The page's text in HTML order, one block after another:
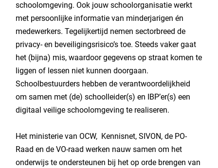
schoolomgeving. Ook jouw schoolorganisatie werkt
met persoonlijke informatie van minderjarigen én
medewerkers. Tegelijkertijd nemen sectorbreed de
privacy- en beveiligingsrisico’s toe. Steeds vaker gaat
het (bijna) mis, waardoor gegevens op straat komen te
liggen of lessen niet kunnen doorgaan.
Schoolbestuurders hebben de verantwoordelijkheid
om samen met (de) schoolleider(s) en IBP’er(s) een
digitaal veilige schoolomgeving te realiseren.
Het ministerie van OCW, Kennisnet, SIVON, de PO-
Raad en de VO-raad werken nauw samen om het
onderwijs te ondersteunen bij het op orde brengen van